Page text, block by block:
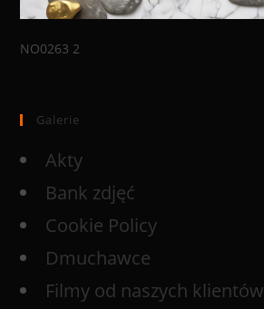
NO0263 2
Galerie
Akty
Bank zdjęć
Cookie Policy
Dmuchawce
Filmy od naszych klientów